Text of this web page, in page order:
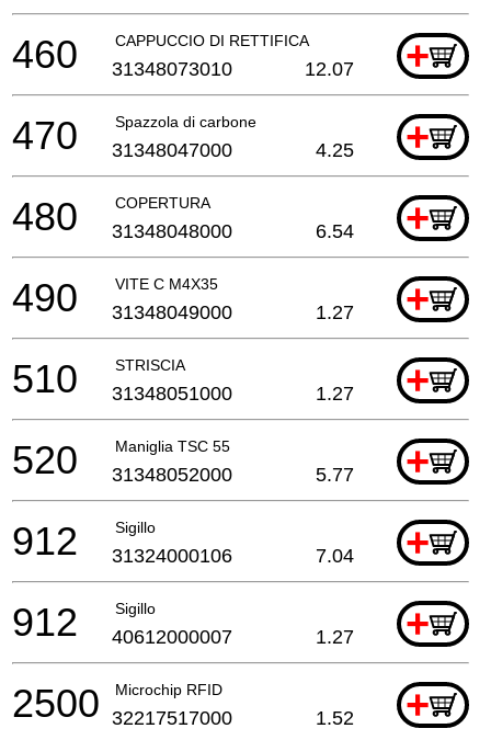
CAPPUCCIO DI RETTIFICA +
460 31348073010 12.07
Spazzola di carbone +
470 31348047000 4.25
COPERTURA +
480 31348048000 6.54
VITE C M4X35 +
490 31348049000 1.27
STRISCIA +
510 31348051000 1.27
Maniglia TSC 55 +
520 31348052000 5.77
Sigillo +
912 31324000106 7.04
Sigillo +
912 40612000007 1.27
Microchip RFID +
2500 32217517000 1.52